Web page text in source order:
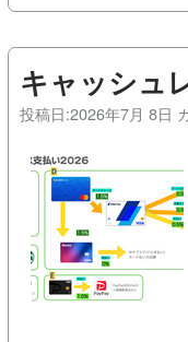
キャッシュ
投稿日:2026年7月 8日